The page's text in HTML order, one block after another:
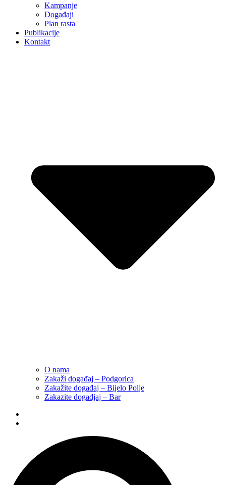
Kampanje
Događaji
Plan rasta
Publikacije
Kontakt
O nama
Zakaži događaj – Podgorica
Zakažite događaj – Bijelo Polje
Zakazite dogadjaj – Bar